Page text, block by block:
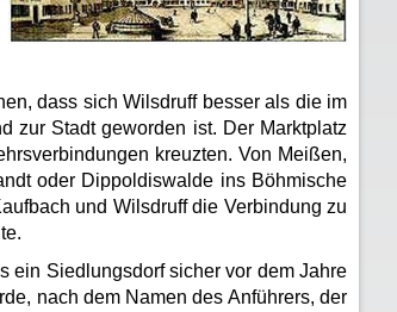
dass sich Wilsdruff besser als die im
zur Stadt geworden ist. Der Marktplatz
kreuzten. Von Meißen,
oder Dippoldiswalde ins Böhmische
und Wilsdruff die Verbindung zu
ein Siedlungsdorf sicher vor dem Jahre
nach dem Namen des Anführers, der